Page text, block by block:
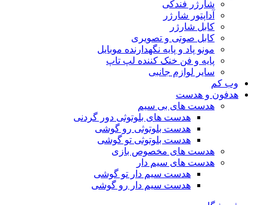
شارژر فندکی
آداپتور شارژر
کابل شارژر
کابل صوتی و تصویری
مونو پاد و پایه نگهدارنده موبایل
پایه و فن خنک کننده لپ تاپ
سایر لوازم جانبی
وب کم
هدفون و هدست
هدست های بی سیم
هدست های بلوتوثی دور گردنی
هدست بلوتوثی رو گوشی
هدست بلوتوثی تو گوشی
هدست های مخصوص بازی
هدست های سیم دار
هدست سیم دار تو گوشی
هدست سیم دار رو گوشی